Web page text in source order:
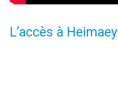
L’accès à Heimaey